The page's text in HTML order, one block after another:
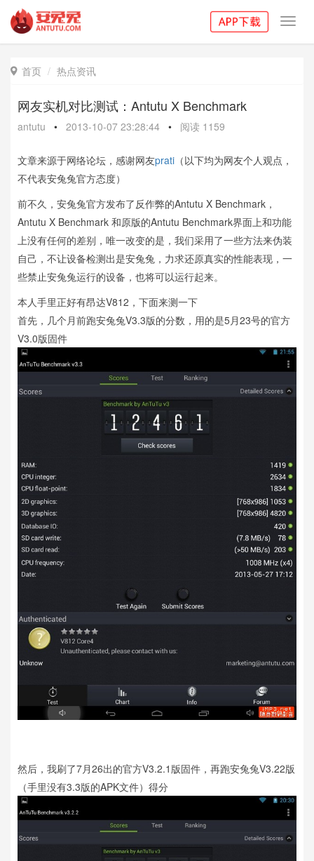
 首页 热点资讯
网友实机对比测试：Antutu X Benchmark
antutu • 2013-10-07 23:28:44 • 阅读 1159
文章来源于网络论坛，感谢网友prati （以下均为网友个人观点，
不代表安兔兔官方态度）
前不久，安兔兔官方发布了反作弊的Antutu X Benchmark，
Antutu X Benchmark 和原版的Antutu Benchmark界面上和功能
上没有任何的差别，唯一改变的是，我们采用了一些方法来伪装
自己，不让设备检测出是安兔兔，力求还原真实的性能表现，一
些禁止安兔兔运行的设备，也将可以运行起来。
本人手里正好有昂达V812，下面来测一下
首先，几个月前跑安兔兔V3.3版的分数，用的是5月23号的官方
V3.0版固件
然后，我刷了7月26出的官方V3.2.1版固件，再跑安兔兔V3.22版
（手里没有3.3版的APK文件）得分